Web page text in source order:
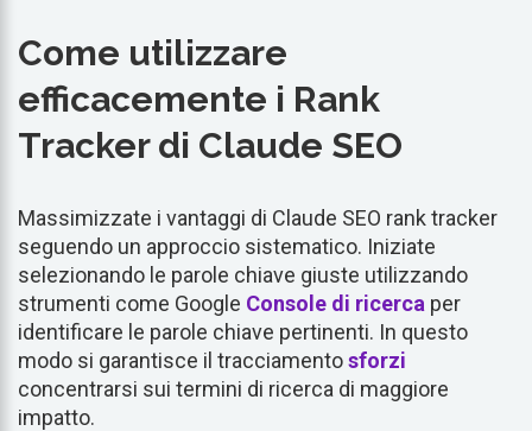
Come utilizzare
efficacemente i Rank
Tracker di Claude SEO
Massimizzate i vantaggi di Claude SEO rank tracker
seguendo un approccio sistematico. Iniziate
selezionando le parole chiave giuste utilizzando
strumenti come Google Console di ricerca per
identificare le parole chiave pertinenti. In questo
modo si garantisce il tracciamentosforzi
concentrarsi sui termini di ricerca di maggiore
impatto.